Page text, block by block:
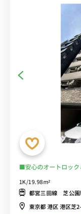
■安心のオートロッ
ローテーブル付きの
分/「三田駅」「赤羽
用が可能■選べるWi-Fi
1K/19.98m²
都営三田線 芝公
東京都 港区 港区芝